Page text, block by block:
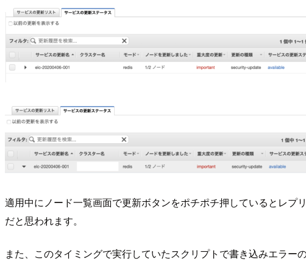
適用中にノード一覧画面で更新ボタンをポチポチ押しているとレ
だと思われます。
また、このタイミングで実行していたスクリプトで書き込みエラー